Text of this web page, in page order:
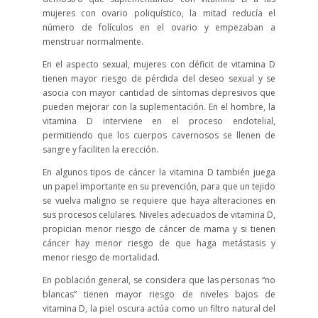
mujeres con ovario poliquístico, la mitad reducía el
número de folículos en el ovario y empezaban a
menstruar normalmente.
En el aspecto sexual, mujeres con déficit de vitamina D
tienen mayor riesgo de pérdida del deseo sexual y se
asocia con mayor cantidad de síntomas depresivos que
pueden mejorar con la suplementación. En el hombre, la
vitamina D interviene en el proceso endotelial,
permitiendo que los cuerpos cavernosos se llenen de
sangre y faciliten la erección.
En algunos tipos de cáncer la vitamina D también juega
un papel importante en su prevención, para que un tejido
se vuelva maligno se requiere que haya alteraciones en
sus procesos celulares. Niveles adecuados de vitamina D,
propician menor riesgo de cáncer de mama y si tienen
cáncer hay menor riesgo de que haga metástasis y
menor riesgo de mortalidad.
En población general, se considera que las personas “no
blancas” tienen mayor riesgo de niveles bajos de
vitamina D, la piel oscura actúa como un filtro natural del